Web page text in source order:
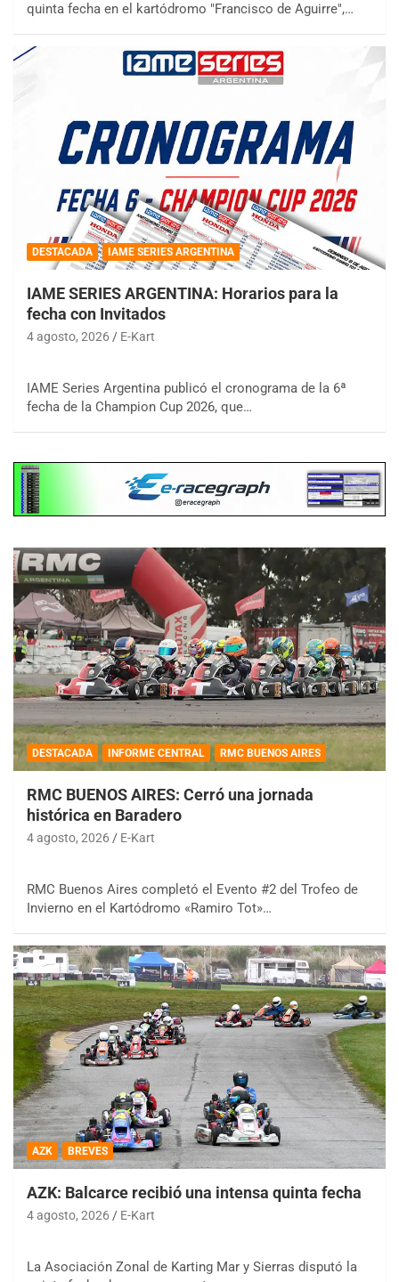
quinta fecha en el kartódromo "Francisco de Aguirre",…
DESTACADA IAME SERIES ARGENTINA
IAME SERIES ARGENTINA: Horarios para la
fecha con Invitados
4 agosto, 2026 E-Kart
IAME Series Argentina publicó el cronograma de la 6ª
fecha de la Champion Cup 2026, que…
DESTACADA INFORME CENTRAL RMC BUENOS AIRES
RMC BUENOS AIRES: Cerró una jornada
histórica en Baradero
4 agosto, 2026 E-Kart
RMC Buenos Aires completó el Evento #2 del Trofeo de
Invierno en el Kartódromo «Ramiro Tot»…
AZK BREVES
AZK: Balcarce recibió una intensa quinta fecha
4 agosto, 2026 E-Kart
La Asociación Zonal de Karting Mar y Sierras disputó la